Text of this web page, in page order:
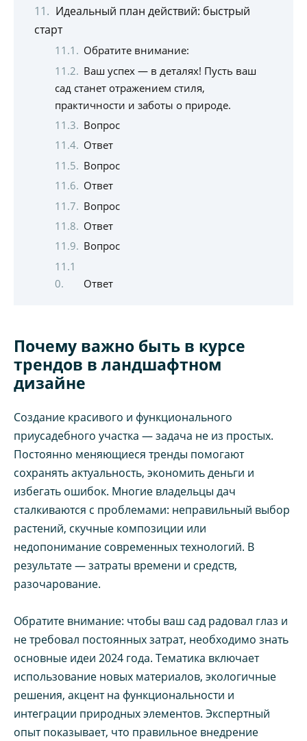
Идеальный план действий: быстрый
старт
Обратите внимание:
Ваш успех — в деталях! Пусть ваш
сад станет отражением стиля,
практичности и заботы о природе.
Вопрос
Ответ
Вопрос
Ответ
Вопрос
Ответ
Вопрос
Ответ
Почему важно быть в курсе
трендов в ландшафтном
дизайне
Создание красивого и функционального
приусадебного участка — задача не из простых.
Постоянно меняющиеся тренды помогают
сохранять актуальность, экономить деньги и
избегать ошибок. Многие владельцы дач
сталкиваются с проблемами: неправильный выбор
растений, скучные композиции или
недопонимание современных технологий. В
результате — затраты времени и средств,
разочарование.
Обратите внимание: чтобы ваш сад радовал глаз и
не требовал постоянных затрат, необходимо знать
основные идеи 2024 года. Тематика включает
использование новых материалов, экологичные
решения, акцент на функциональности и
интеграции природных элементов. Экспертный
опыт показывает, что правильное внедрение